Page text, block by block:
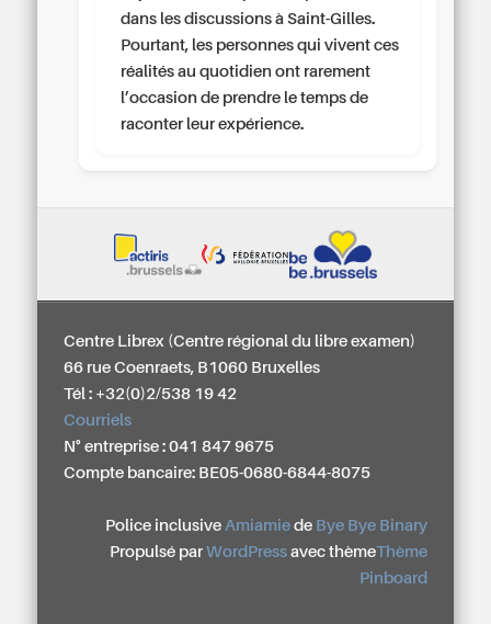
dans les discussions à Saint-Gilles.
Pourtant, les personnes qui vivent ces
réalités au quotidien ont rarement
l’occasion de prendre le temps de
raconter leur expérience.
Centre Librex (Centre régional du libre examen)
66 rue Coenraets, B1060 Bruxelles
Tél : +32(0)2/538 19 42
Courriels
N° entreprise : 041 847 9675
Compte bancaire: BE05-0680-6844-8075
Police inclusive Amiamiede Bye Bye Binary
Propulsé par WordPressavec thèmeThème
Pinboard